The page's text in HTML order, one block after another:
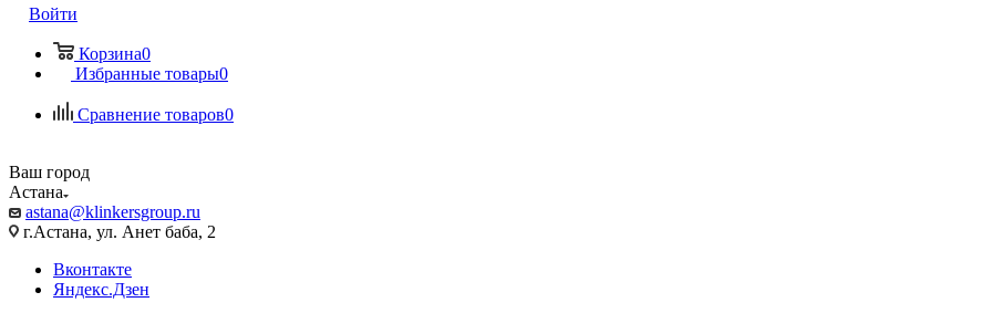
Войти
Корзина0
Избранные товары0
Сравнение товаров0
Ваш город
Астана
astana@klinkersgroup.ru
г.Астана, ул. Анет баба, 2
Вконтакте
Яндекс.Дзен